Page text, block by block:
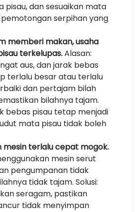
dan sesuaikan mata
pemotongan serpihan yang
memberi makan, usaha
terkelupas.Alasan:
aus, dan jarak bebas
terlalu besar atau terlalu
dan pertajam bilah
bilahnya tajam.
bebas pisau tetap menjadi
mata pisau tidak boleh
mesin terlalu cepat mogok.
mesin serut
pengumpanan tidak
tidak tajam. Solusi:
seragam, pastikan
tidak menyimpan